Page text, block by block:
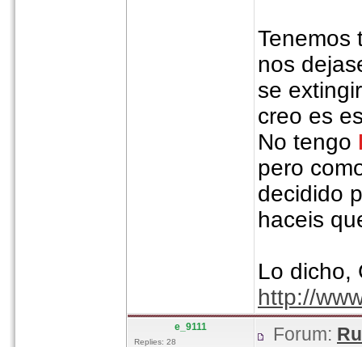
Tenemos
nos
se
creo es
No tengo
pero
decidido
haceis
Lo dicho,
http://
e_9111
Replies: 28
Forum: